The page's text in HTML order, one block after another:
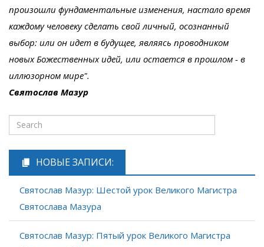
произошли фундаментальные изменения, настало время
каждому человеку сделать свой личный, осознанный
выбор: или он идет в будущее, являясь проводником
новых Божественных идей, или остается в прошлом - в
иллюзорном мире".
Святослав Мазур
НОВЫЕ ЗАПИСИ:
Святослав Мазур: Шестой урок Великого Магистра
Святослава Мазура
Святослав Мазур: Пятый урок Великого Магистра